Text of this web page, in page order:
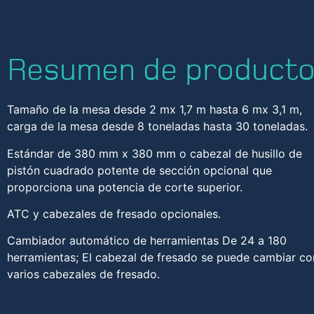
Resumen de
Tamaño de la mesa desde 2 mx 1,7 m hasta 6 mx 3,1 m,
carga de la mesa desde 8 toneladas hasta 30 toneladas.
Estándar de 380 mm x 380 mm o cabezal de husillo de
pistón cuadrado potente de sección opcional que
proporciona una potencia de corte superior.
ATC y cabezales de fresado opcionales.
Cambiador automático de herramientas De 24 a 180
herramientas; El cabezal de fresado se puede cambiar
varios cabezales de fresado.